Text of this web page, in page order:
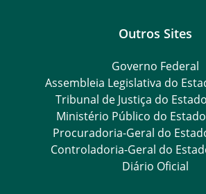
Outros Sites
Governo Federal
Assembleia Legislativa do
Tribunal de Justiça do
Ministério Público do
Procuradoria-Geral do
Controladoria-Geral do
Diário Oficial